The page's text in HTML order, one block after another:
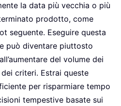
la data più vecchia o più
prodotto, come
seguente. Eseguire questa
può diventare piuttosto
del volume dei
criteri. Estrai queste
per risparmiare tempo
tempestive basate sui